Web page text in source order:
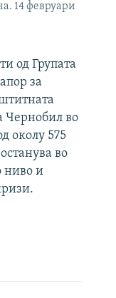
14 февруари
од Групата
за
Чернобил во
околу 575
во
ниво и